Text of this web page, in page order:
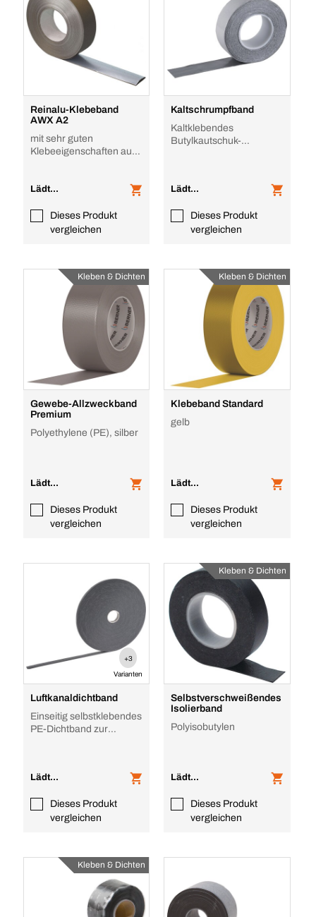
Reinalu-Klebeband
AWX A2
mit sehr guten
Klebeeigenschaften auch
Lädt...
Dieses Produkt
vergleichen
Kaltschrumpfband
Kaltklebendes
Butylkautschuk-
Lädt...
Dieses Produkt
vergleichen
Kleben & Dichten
Gewebe-Allzweckband
Premium
Polyethylene (PE), silber
Lädt...
Dieses Produkt
vergleichen
Kleben & Dichten
Klebeband Standard
gelb
Lädt...
Dieses Produkt
vergleichen
+3
Varianten
Luftkanaldichtband
Einseitig selbstklebendes
PE-Dichtband zur
Lädt...
Dieses Produkt
vergleichen
Kleben & Dichten
Selbstverschweißendes
Isolierband
Polyisobutylen
Lädt...
Dieses Produkt
vergleichen
Kleben & Dichten